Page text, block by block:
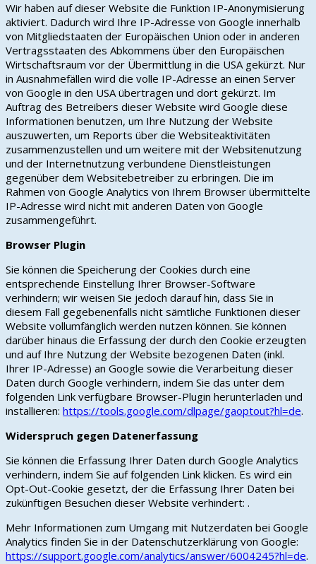
Wir haben auf dieser Website die Funktion IP-Anonymisierung
aktiviert. Dadurch wird Ihre IP-Adresse von Google innerhalb
von Mitgliedstaaten der Europäischen Union oder in anderen
Vertragsstaaten des Abkommens über den Europäischen
Wirtschaftsraum vor der Übermittlung in die USA gekürzt. Nur
in Ausnahmefällen wird die volle IP-Adresse an einen Server
von Google in den USA übertragen und dort gekürzt. Im
Auftrag des Betreibers dieser Website wird Google diese
Informationen benutzen, um Ihre Nutzung der Website
auszuwerten, um Reports über die Websiteaktivitäten
zusammenzustellen und um weitere mit der Websitenutzung
und der Internetnutzung verbundene Dienstleistungen
gegenüber dem Websitebetreiber zu erbringen. Die im
Rahmen von Google Analytics von Ihrem Browser übermittelte
IP-Adresse wird nicht mit anderen Daten von Google
zusammengeführt.
Browser Plugin
Sie können die Speicherung der Cookies durch eine
entsprechende Einstellung Ihrer Browser-Software
verhindern; wir weisen Sie jedoch darauf hin, dass Sie in
diesem Fall gegebenenfalls nicht sämtliche Funktionen dieser
Website vollumfänglich werden nutzen können. Sie können
darüber hinaus die Erfassung der durch den Cookie erzeugten
und auf Ihre Nutzung der Website bezogenen Daten (inkl.
Ihrer IP-Adresse) an Google sowie die Verarbeitung dieser
Daten durch Google verhindern, indem Sie das unter dem
folgenden Link verfügbare Browser-Plugin herunterladen und
installieren: https://tools.google.com/dlpage/gaoptout?hl=de.
Widerspruch gegen Datenerfassung
Sie können die Erfassung Ihrer Daten durch Google Analytics
verhindern, indem Sie auf folgenden Link klicken. Es wird ein
Opt-Out-Cookie gesetzt, der die Erfassung Ihrer Daten bei
zukünftigen Besuchen dieser Website verhindert: .
Mehr Informationen zum Umgang mit Nutzerdaten bei Google
Analytics finden Sie in der Datenschutzerklärung von Google:
https://support.google.com/analytics/answer/6004245?hl=de.